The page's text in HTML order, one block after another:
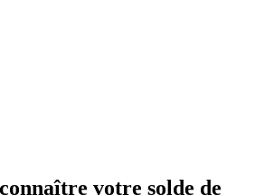
votre solde de